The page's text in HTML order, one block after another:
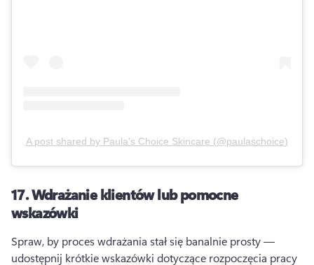
A post shared by Paula's Choice Skincare (@paulaschoice)
17.Wdrażanie klientów lub pomocne
wskazówki
Spraw, by proces wdrażania stał się banalnie prosty —
udostępnij krótkie wskazówki dotyczące rozpoczęcia pracy